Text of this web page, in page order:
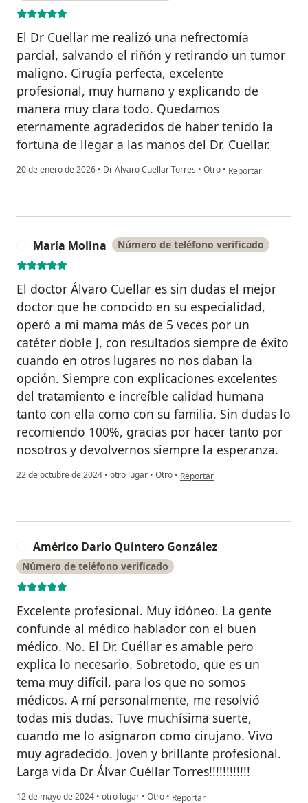
El Dr Cuellar me realizó una nefrectomía
parcial, salvando el riñón y retirando un tumor
maligno. Cirugía perfecta, excelente
profesional, muy humano y explicando de
manera muy clara todo. Quedamos
eternamente agradecidos de haber tenido la
fortuna de llegar a las manos del Dr. Cuellar.
20 de enero de 2026 • Dr Alvaro Cuellar Torres • Otro • en opinión del
Reportar
María Molina Número de teléfono verificado
El doctor Álvaro Cuellar es sin dudas el mejor
doctor que he conocido en su especialidad,
operó a mi mama más de 5 veces por un
catéter doble J, con resultados siempre de éxito
cuando en otros lugares no nos daban la
opción. Siempre con explicaciones excelentes
del tratamiento e increíble calidad humana
tanto con ella como con su familia. Sin dudas lo
recomiendo 100%, gracias por hacer tanto por
nosotros y devolvernos siempre la esperanza.
22 de octubre de 2024 • otro lugar • Otro • en opinión del usuario María
Reportar
Américo Darío Quintero González
Número de teléfono verificado
Excelente profesional. Muy idóneo. La gente
confunde al médico hablador con el buen
médico. No. El Dr. Cuéllar es amable pero
explica lo necesario. Sobretodo, que es un
tema muy difícil, para los que no somos
médicos. A mí personalmente, me resolvió
todas mis dudas. Tuve muchísima suerte,
cuando me lo asignaron como cirujano. Vivo
muy agradecido. Joven y brillante profesional.
Larga vida Dr Álvar Cuéllar Torres!!!!!!!!!!!!
12 de mayo de 2024 • otro lugar • Otro • en opinión del usuario Américo
Reportar